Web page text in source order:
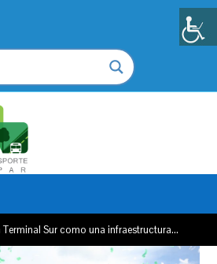
Terminal Sur como una infraestructura…